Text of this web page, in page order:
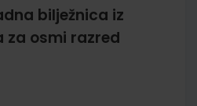
bilježnica iz
za osmi razred